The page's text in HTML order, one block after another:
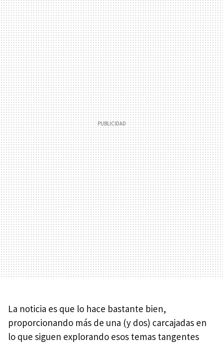
La noticia es que lo hace bastante bien,
proporcionando más de una (y dos) carcajadas en
lo que siguen explorando esos temas tangentes